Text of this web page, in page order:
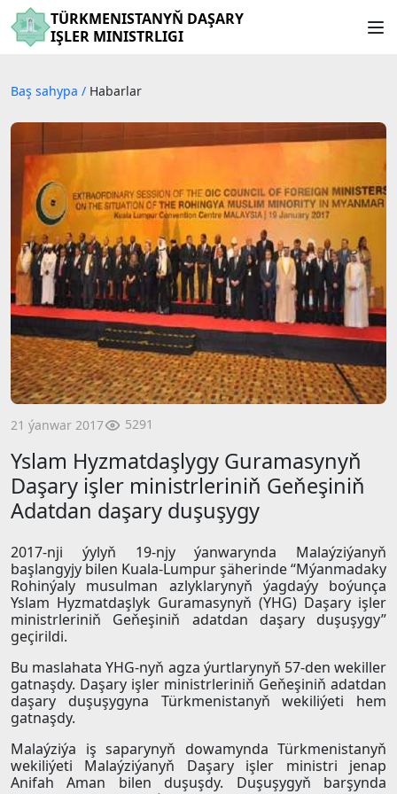
TÜRKMENISTANYŇ DAŞARY
IŞLER MINISTRLIGI
Baş sahypa / Habarlar
21 ýanwar 2017 5291
Yslam Hyzmatdaşlygy Guramasynyň
Daşary işler ministrleriniň Geňeşiniň
Adatdan daşary duşuşygy
2017-nji ýylyň 19-njy ýanwarynda Malaýziýanyň
başlangyjy bilen Kuala-Lumpur şäherinde “Mýanmadaky
Rohinýaly musulman azlyklarynyň ýagdaýy boýunça
Yslam Hyzmatdaşlyk Guramasynyň (YHG) Daşary işler
ministrleriniň Geňeşiniň adatdan daşary duşuşygy”
geçirildi.
Bu maslahata YHG-nyň agza ýurtlarynyň 57-dеn wekiller
gatnaşdy. Daşary işler ministrleriniň Geňeşiniň adatdan
daşary duşuşygyna Türkmenistanyň wekiliýeti hem
gatnaşdy.
Malaýziýa iş saparynyň dowamynda Türkmenistanyň
wekiliýeti Malaýziýanyň Daşary işler ministri jenap
Anifah Aman bilen duşuşdy. Duşuşygyň barşynda